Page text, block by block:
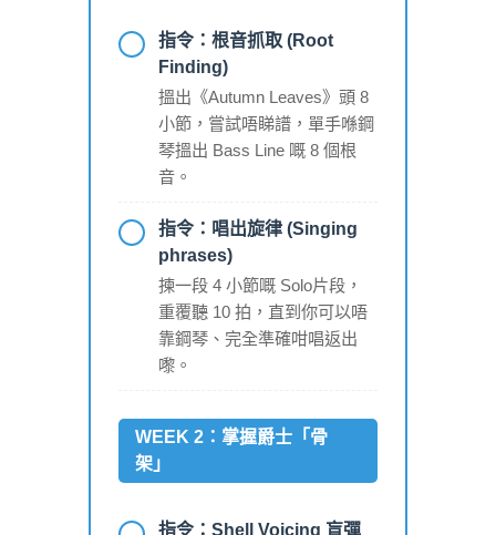
指令：根音抓取 (Root
Finding)
搵出《Autumn Leaves》頭 8
小節，嘗試唔睇譜，單手喺鋼
琴搵出 Bass Line 嘅 8 個根
音。
指令：唱出旋律 (Singing
phrases)
揀一段 4 小節嘅 Solo片段，
重覆聽 10 拍，直到你可以唔
靠鋼琴、完全準確咁唱返出
嚟。
WEEK 2：掌握爵士「骨
架」
指令：Shell Voicing 盲彈